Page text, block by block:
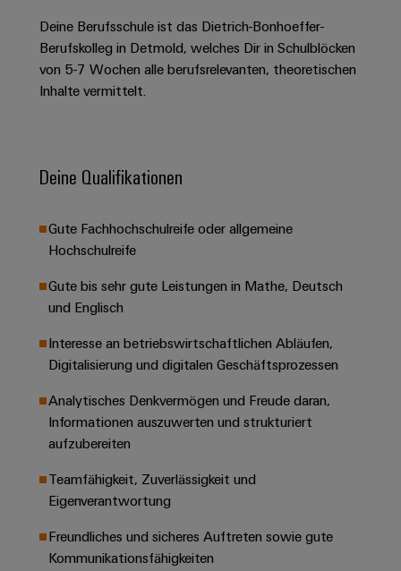
verschiedene
Segmente
der
Maschinen
und
&
Sicherer
Betrieb
mit
Lösungen
für
Prozessindustrie
Photovoltaik
Mehr
Ressourceneffizienz
durch
Sonnenenergie
Schaltschrankbau
Lösungen
die
Herausforderungen
im
&
Automation
Software
Industrial
Automation
Industrial
IoT
Industrial
Security
Industrial
Service
Platform
easyConnect
EZA-
Regler
Gerätehersteller
Automatisierung
&
Software
I/O-
Systeme
Industrial
Ethernet
Touch-
Panels
Engineering-
und
Visualisierungstools
Energiemessung
Smart
Metering
Weidmüller
Industrial
Reparatur
und
Ersatzteile
Trainings
PSIRT
Digitale
Bestellmöglichkeiten
eShop
OCI-
Schnittstelle
EDI-
Schnittstelle
ALLE
SERVICES
Automation
Partner
Netzwerk
Solution
finden
Solution
Partner
-
Messen
&
Events
Globale
Messen
&
Events
Workshops
für
Schulklassen
Stellenbörse
Chancen in der
Entwicklung
​Deine Berufsschule ist das Dietrich-Bonhoeffer-
Berufskolleg in Detmold, welches Dir in Schulblöcken
von 5-7 Wochen alle berufsrelevanten, theoretischen
Inhalte vermittelt.​
Deine Qualifikationen
Gute Fachhochschulreife oder allgemeine
Hochschulreife​
Gute bis sehr gute Leistungen in Mathe, Deutsch
und Englisch​
Interesse an betriebswirtschaftlichen Abläufen,
Digitalisierung und digitalen Geschäftsprozessen​
Analytisches Denkvermögen und Freude daran,
Informationen auszuwerten und strukturiert
aufzubereiten​
Teamfähigkeit, Zuverlässigkeit und
Eigenverantwortung​
Freundliches und sicheres Auftreten sowie gute
Kommunikationsfähigkeiten​